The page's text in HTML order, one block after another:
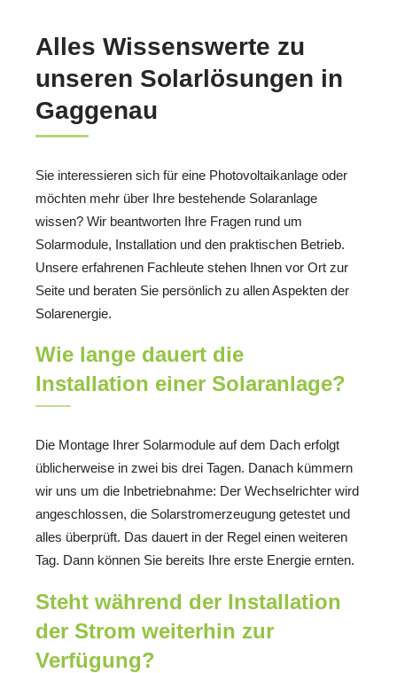
Alles Wissenswerte zu
unseren Solarlösungen in
Gaggenau
Sie interessieren sich für eine Photovoltaikanlage oder
möchten mehr über Ihre bestehende Solaranlage
wissen? Wir beantworten Ihre Fragen rund um
Solarmodule, Installation und den praktischen Betrieb.
Unsere erfahrenen Fachleute stehen Ihnen vor Ort zur
Seite und beraten Sie persönlich zu allen Aspekten der
Solarenergie.
Wie lange dauert die
Installation einer Solaranlage?
Die Montage Ihrer Solarmodule auf dem Dach erfolgt
üblicherweise in zwei bis drei Tagen. Danach kümmern
wir uns um die Inbetriebnahme: Der Wechselrichter wird
angeschlossen, die Solarstromerzeugung getestet und
alles überprüft. Das dauert in der Regel einen weiteren
Tag. Dann können Sie bereits Ihre erste Energie ernten.
Steht während der Installation
der Strom weiterhin zur
Verfügung?